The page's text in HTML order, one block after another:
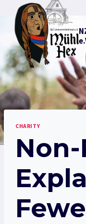
Inhalt
springen
CHARITY